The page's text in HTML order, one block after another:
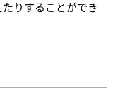
りすることができ